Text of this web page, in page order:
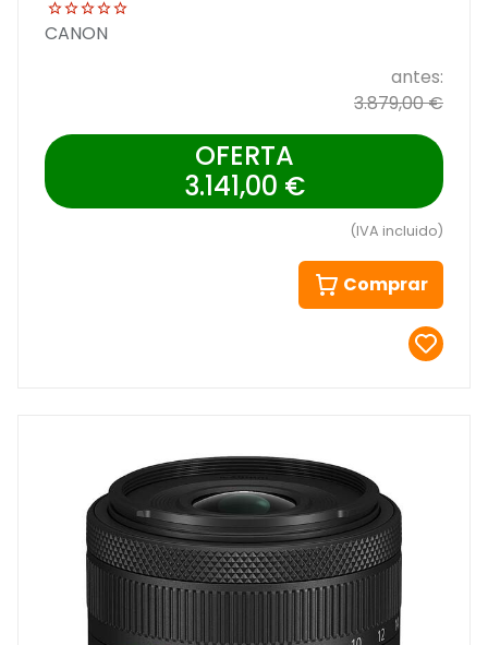
CANON
antes:
3.879,00 €
OFERTA
3.141,00 €
(IVA incluido)
Comprar